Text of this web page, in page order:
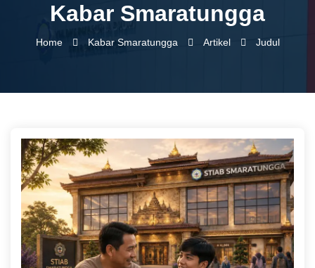
Kabar Smaratungga
Home Kabar Smaratungga Artikel Judul